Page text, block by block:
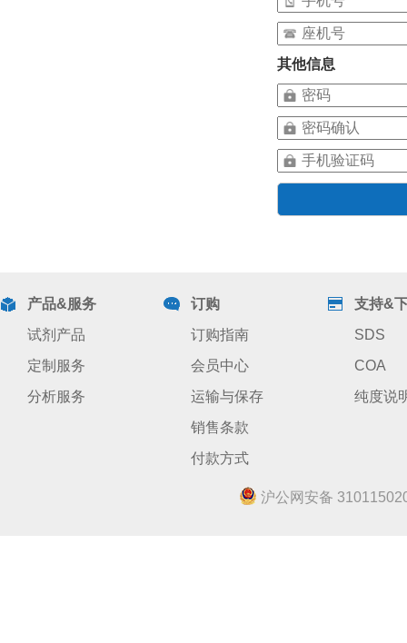
其他信息
产品&服务
试剂产品
定制服务
分析服务
订购
订购指南
会员中心
运输与保存
销售条款
付款方式
支持&
SDS
COA
纯度说
沪公网安备